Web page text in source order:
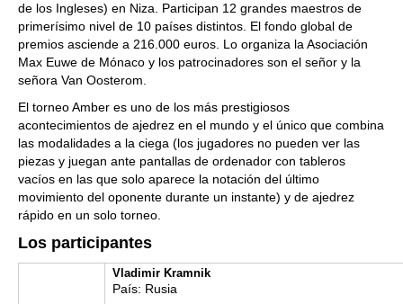
de los Ingleses) en Niza. Participan 12 grandes maestros de
primerísimo nivel de 10 países distintos. El fondo global de
premios asciende a 216.000 euros. Lo organiza la Asociación
Max Euwe de Mónaco y los patrocinadores son el señor y la
señora Van Oosterom.
El torneo Amber es uno de los más prestigiosos
acontecimientos de ajedrez en el mundo y el único que combina
las modalidades a la ciega (los jugadores no pueden ver las
piezas y juegan ante pantallas de ordenador con tableros
vacíos en las que solo aparece la notación del último
movimiento del oponente durante un instante) y de ajedrez
rápido en un solo torneo.
Los participantes
Vladimir Kramnik
País: Rusia